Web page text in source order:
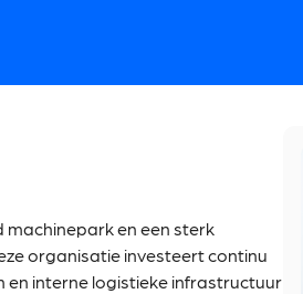
en een sterk
organisatie investeert continu
en interne logistieke infrastructuur